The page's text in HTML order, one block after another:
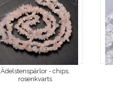
Ädelstenspärlor - chips,
rosenkvarts